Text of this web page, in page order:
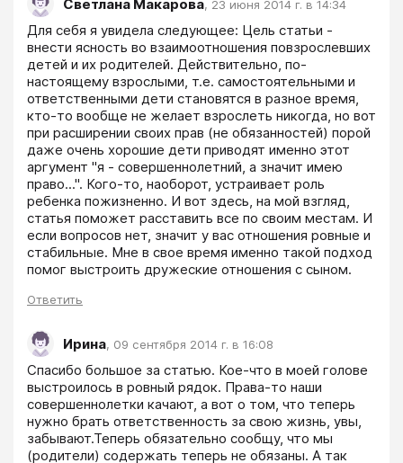
Светлана Макарова, 23 июня 2014 г. в 14:34
Для себя я увидела следующее: Цель статьи -
внести ясность во взаимоотношения повзрослевших
детей и их родителей. Действительно, по-
настоящему взрослыми, т.е. самостоятельными и
ответственными дети становятся в разное время,
кто-то вообще не желает взрослеть никогда, но вот
при расширении своих прав (не обязанностей) порой
даже очень хорошие дети приводят именно этот
аргумент "я - совершеннолетний, а значит имею
право...". Кого-то, наоборот, устраивает роль
ребенка пожизненно. И вот здесь, на мой взгляд,
статья поможет расставить все по своим местам. И
если вопросов нет, значит у вас отношения ровные и
стабильные. Мне в свое время именно такой подход
помог выстроить дружеские отношения с сыном.
Ответить
Ирина, 09 сентября 2014 г. в 16:08
Cпасибо большое за статью. Кое-что в моей голове
выстроилось в ровный рядок. Права-то наши
совершеннолетки качают, а вот о том, что теперь
нужно брать ответственность за свою жизнь, увы,
забывают.Теперь обязательно сообщу, что мы
(родители) содержать теперь не обязаны. А так